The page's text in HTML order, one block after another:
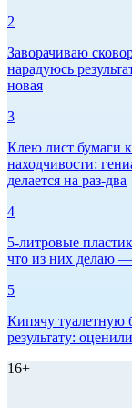
2
Заворачиваю
нарадуюсь
новая
3
Клею лист бумаги
находчивости:
делается на раз-два
4
5-литровые
что из них делаю —
5
Кипячу туалетную
результату:
16+